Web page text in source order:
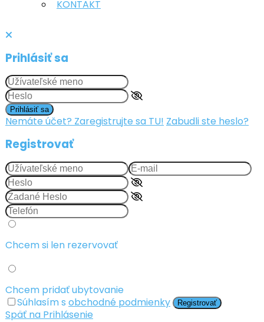
KONTAKT
Prihlásiť sa
Prihlásiť sa
Nemáte účet? Zaregistrujte sa TU! Zabudli ste heslo?
Registrovať
Chcem si len rezervovať
Chcem pridať ubytovanie
Súhlasím s obchodné podmienky Registrovať
Späť na Prihlásenie